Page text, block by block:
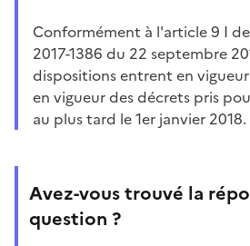
Conformément à l'article 9 I
2017-1386 du 22 septembre
dispositions entrent en
en vigueur des décrets pris
au plus tard le 1er janvier 2018.
Avez-vous trouvé la
question ?